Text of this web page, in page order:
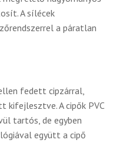
A sílécek
a páratlan
fedett cipzárral,
kifejlesztve. A cipők PVC
tartós, de egyben
együtt a cipő